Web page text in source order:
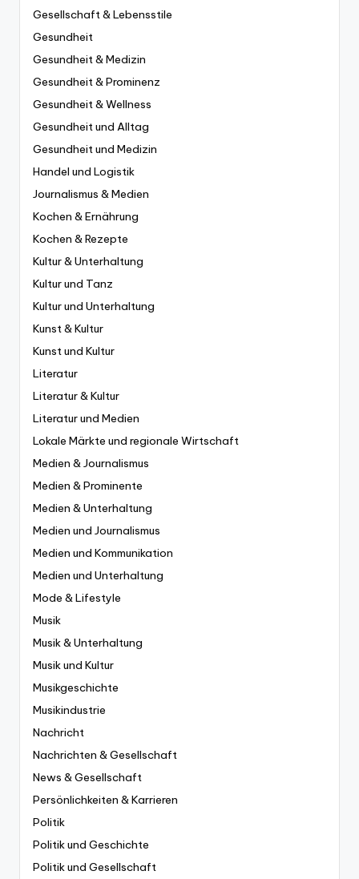
Gesellschaft & Lebensstile
Gesundheit
Gesundheit & Medizin
Gesundheit & Prominenz
Gesundheit & Wellness
Gesundheit und Alltag
Gesundheit und Medizin
Handel und Logistik
Journalismus & Medien
Kochen & Ernährung
Kochen & Rezepte
Kultur & Unterhaltung
Kultur und Tanz
Kultur und Unterhaltung
Kunst & Kultur
Kunst und Kultur
Literatur
Literatur & Kultur
Literatur und Medien
Lokale Märkte und regionale Wirtschaft
Medien & Journalismus
Medien & Prominente
Medien & Unterhaltung
Medien und Journalismus
Medien und Kommunikation
Medien und Unterhaltung
Mode & Lifestyle
Musik
Musik & Unterhaltung
Musik und Kultur
Musikgeschichte
Musikindustrie
Nachricht
Nachrichten & Gesellschaft
News & Gesellschaft
Persönlichkeiten & Karrieren
Politik
Politik und Geschichte
Politik und Gesellschaft